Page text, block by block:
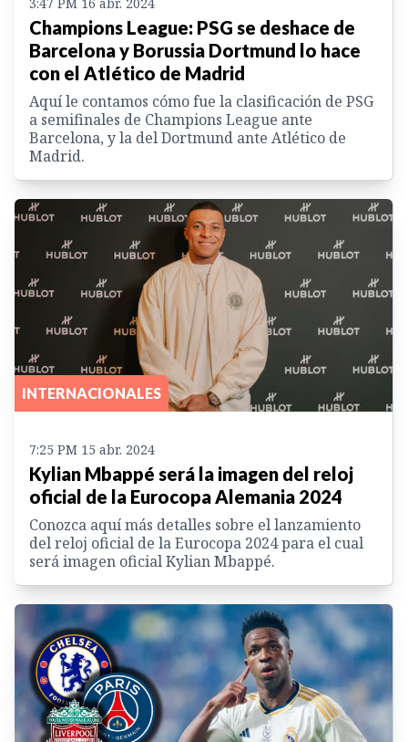
Champions League: PSG se deshace de
Barcelona y Borussia Dortmund lo hace
con el Atlético de Madrid
Aquí le contamos cómo fue la clasificación de PSG
a semifinales de Champions League ante
Barcelona, y la del Dortmund ante Atlético de
Madrid.
INTERNACIONALES
7:25 PM 15 abr. 2024
Kylian Mbappé será la imagen del reloj
oficial de la Eurocopa Alemania 2024
Conozca aquí más detalles sobre el lanzamiento
del reloj oficial de la Eurocopa 2024 para el cual
será imagen oficial Kylian Mbappé.